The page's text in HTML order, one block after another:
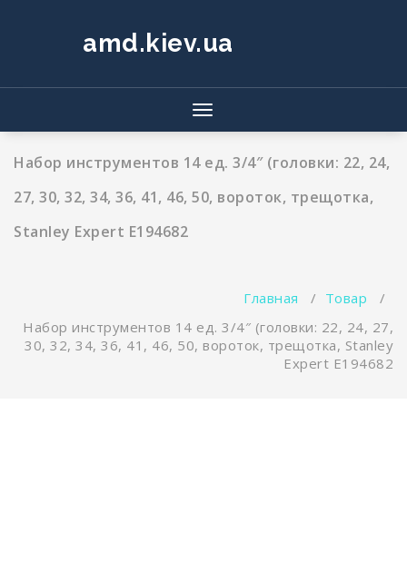
содержимомуamd.kiev.ua
Показать/
Скрыть
Набор инструментов 14 ед. 3/4″ (головки: 22, 24,
27, 30, 32, 34, 36, 41, 46, 50, вороток, трещотка,
Stanley Expert E194682
Главная / Товар /
Набор инструментов 14 ед. 3/4″ (головки: 22, 24, 27,
30, 32, 34, 36, 41, 46, 50, вороток, трещотка, Stanley
Expert E194682